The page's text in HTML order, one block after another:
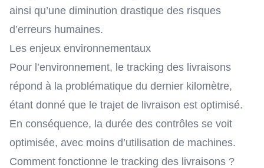
ainsi qu’une diminution drastique des risques
d’erreurs humaines.
Les enjeux environnementaux
Pour l’environnement, le tracking des livraisons
répond à la problématique du dernier kilomètre,
étant donné que le trajet de livraison est optimisé.
En conséquence, la durée des contrôles se voit
optimisée, avec moins d’utilisation de machines.
Comment fonctionne le tracking des livraisons ?